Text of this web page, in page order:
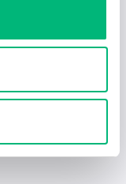
gr 5